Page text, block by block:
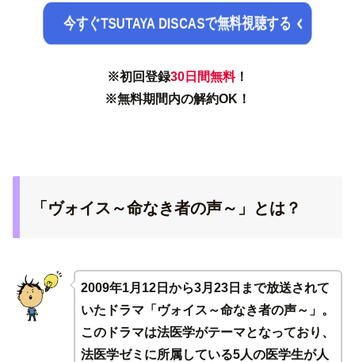
今すぐTSUTAYA DISCASで無料視聴する
※初回登録30日間無料！
※無料期間内の解約OK！
「ヴォイス～命なき者の声～」とは？
2009年1月12日から3月23日まで放送されて
いたドラマ「ヴォイス～命なき者の声～」。
このドラマは法医学がテーマとなっており、
法医学ゼミに所属している5人の医学生が人